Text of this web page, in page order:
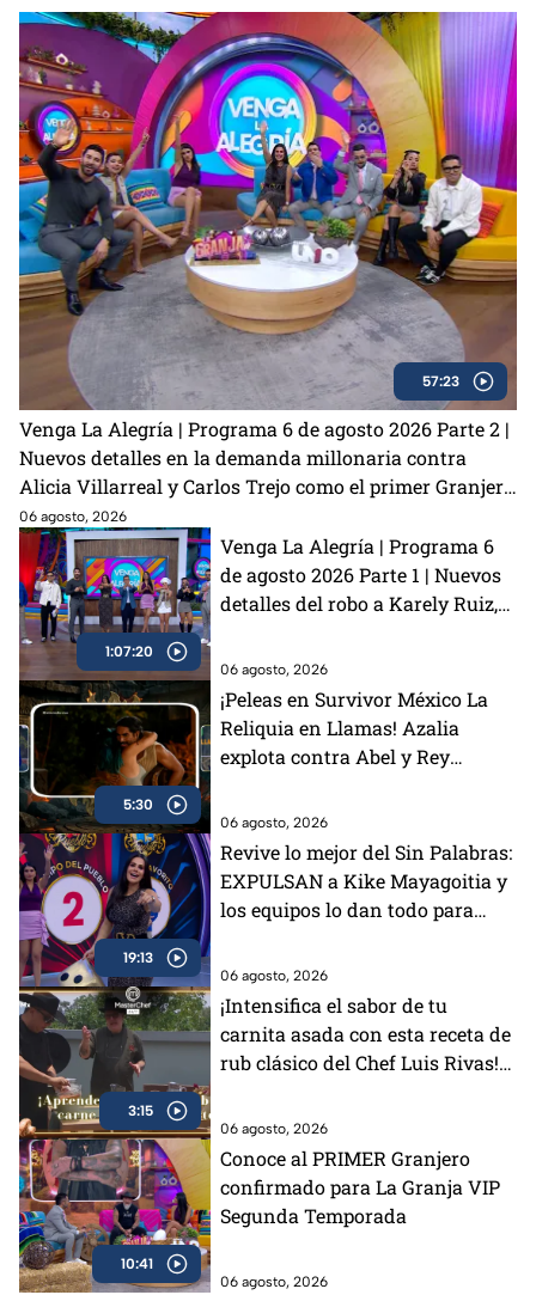
57:23
Venga La Alegría | Programa 6 de agosto 2026 Parte 2 |
Nuevos detalles en la demanda millonaria contra
Alicia Villarreal y Carlos Trejo como el primer Granjero
confirmado para La Granja VIP 2
06 agosto, 2026
1:07:20
Venga La Alegría | Programa 6
de agosto 2026 Parte 1 | Nuevos
detalles del robo a Karely Ruiz,
cómo prevenir estafas
06 agosto, 2026
5:30
¡Peleas en Survivor México La
Reliquia en Llamas! Azalia
explota contra Abel y Rey
06 agosto, 2026
19:13
Revive lo mejor del Sin Palabras:
EXPULSAN a Kike Mayagoitia y
los equipos lo dan todo para
06 agosto, 2026
3:15
¡Intensifica el sabor de tu
carnita asada con esta receta de
rub clásico del Chef Luis Rivas!
06 agosto, 2026
10:41
Conoce al PRIMER Granjero
confirmado para La Granja VIP
Segunda Temporada
06 agosto, 2026